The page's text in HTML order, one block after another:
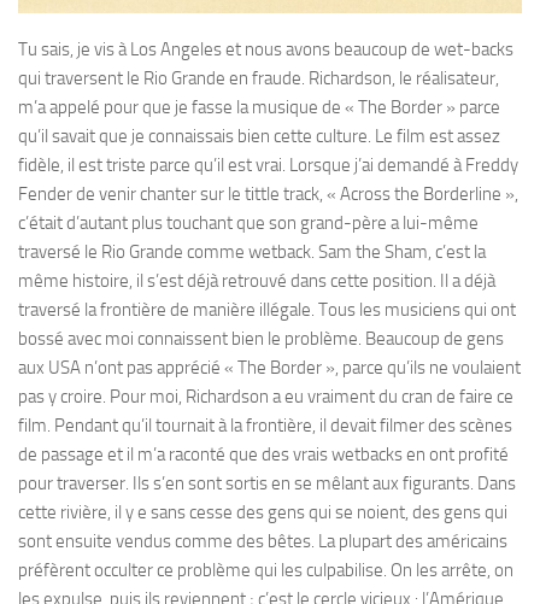
Tu sais, je vis à Los Angeles et nous avons beaucoup de wet-backs
qui traversent le Rio Grande en fraude. Richardson, le réalisateur,
m’a appelé pour que je fasse la musique de « The Border » parce
qu’il savait que je connaissais bien cette culture. Le film est assez
fidèle, il est triste parce qu’il est vrai. Lorsque j’ai demandé à Freddy
Fender de venir chanter sur le tittle track, « Across the Borderline »,
c’était d’autant plus touchant que son grand-père a lui-même
traversé le Rio Grande comme wetback. Sam the Sham, c’est la
même histoire, il s’est déjà retrouvé dans cette position. Il a déjà
traversé la frontière de manière illégale. Tous les musiciens qui ont
bossé avec moi connaissent bien le problème. Beaucoup de gens
aux USA n’ont pas apprécié « The Border », parce qu’ils ne voulaient
pas y croire. Pour moi, Richardson a eu vraiment du cran de faire ce
film. Pendant qu’il tournait à la frontière, il devait filmer des scènes
de passage et il m’a raconté que des vrais wetbacks en ont profité
pour traverser. Ils s’en sont sortis en se mêlant aux figurants. Dans
cette rivière, il y e sans cesse des gens qui se noient, des gens qui
sont ensuite vendus comme des bêtes. La plupart des américains
préfèrent occulter ce problème qui les culpabilise. On les arrête, on
les expulse, puis ils reviennent ; c’est le cercle vicieux : l’Amérique